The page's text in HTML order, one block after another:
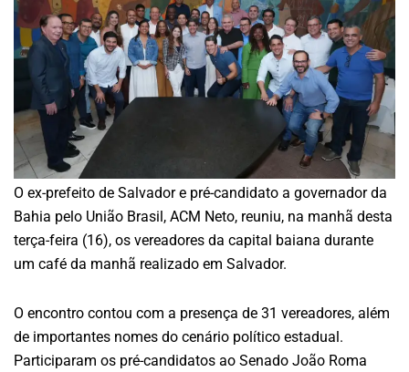
O ex-prefeito de Salvador e pré-candidato a governador da
Bahia pelo União Brasil, ACM Neto, reuniu, na manhã desta
terça-feira (16), os vereadores da capital baiana durante
um café da manhã realizado em Salvador.
O encontro contou com a presença de 31 vereadores, além
de importantes nomes do cenário político estadual.
Participaram os pré-candidatos ao Senado João Roma